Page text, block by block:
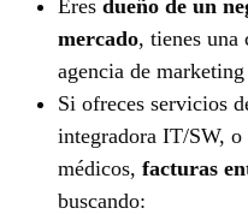
Eres dueño de un
mercado, tienes una
agencia de
Si ofreces servicios
integradora IT/SW,
médicos, facturas
buscando: